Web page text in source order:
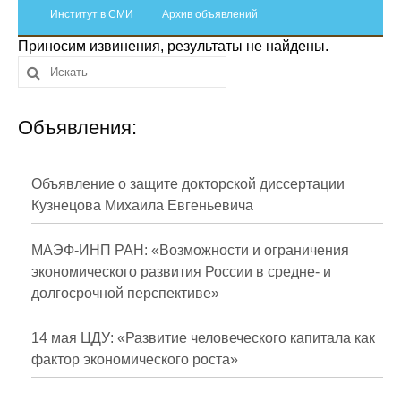
Отчетность
Противодействие коррупции
Материалы для СМИ
Публикации
Научная жизнь
Проблемы прогнозирования
О журнале
Номера журналов
Институт в СМИ Архив объявлений
Приносим извинения, результаты не найдены.
Объявления:
Объявление о защите докторской диссертации
Кузнецова Михаила Евгеньевича
МАЭФ-ИНП РАН: «Возможности и ограничения
экономического развития России в средне- и
долгосрочной перспективе»
14 мая ЦДУ: «Развитие человеческого капитала как
фактор экономического роста»